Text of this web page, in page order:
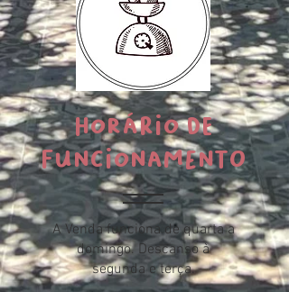
Horário de
Funcionamento
A Venda funciona de quarta a
domingo. Descanso à
segunda e terça.